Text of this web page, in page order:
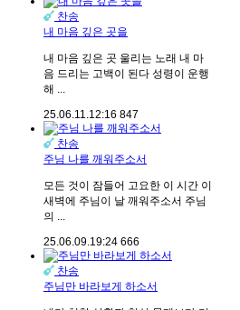
찬송
내 마음 깊은 곳을
내 마음 깊은 곳 울리는 노래 내 마
음 드리는 고백이 된다 성령이 운행
해 ...
25.06.11.12:16 847
찬송
주님 나를 깨워주소서
모든 것이 잠들어 고요한 이 시간 이
새벽에 주님이 날 깨워주소서 주님
의 ...
25.06.09.19:24 666
찬송
주님만 바라보게 하소서